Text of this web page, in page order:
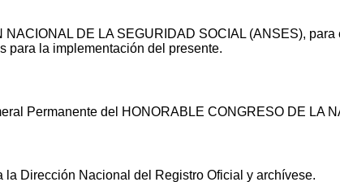
NACIONAL DE LA SEGURIDAD SOCIAL (ANSES),
para la implementación del presente.
Permanente del HONORABLE CONGRESO DE LA
la Dirección Nacional del Registro Oficial y archívese.